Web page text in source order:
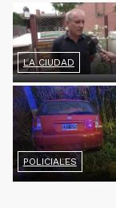
LA CIUDAD
POLICIALES